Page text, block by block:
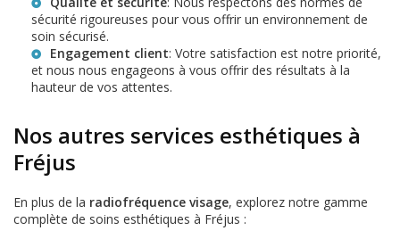
sécurité rigoureuses pour vous offrir un environnement de
soin sécurisé.
Engagement client: Votre satisfaction est notre priorité,
et nous nous engageons à vous offrir des résultats à la
hauteur de vos attentes.
Nos autres services esthétiques à
Fréjus
En plus de la radiofréquence visage, explorez notre gamme
complète de soins esthétiques à Fréjus :